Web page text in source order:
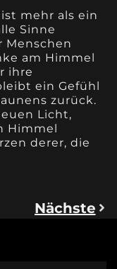
mehr als ein
Sinne
Menschen
am Himmel
ihre
ein Gefühl
zurück.
Licht,
Himmel
derer, die
Nächste